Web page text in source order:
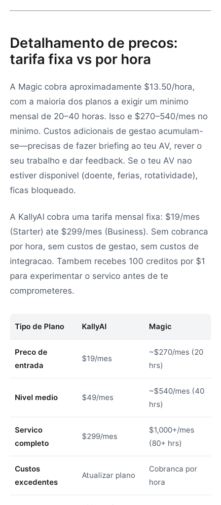
Detalhamento de precos:
tarifa fixa vs por hora
A Magic cobra aproximadamente $13.50/hora,
com a maioria dos planos a exigir um minimo
mensal de 20–40 horas. Isso e $270–540/mes no
minimo. Custos adicionais de gestao acumulam-
se—precisas de fazer briefing ao teu AV, rever o
seu trabalho e dar feedback. Se o teu AV nao
estiver disponivel (doente, ferias, rotatividade),
ficas bloqueado.
A KallyAI cobra uma tarifa mensal fixa: $19/mes
(Starter) ate $299/mes (Business). Sem cobranca
por hora, sem custos de gestao, sem custos de
integracao. Tambem recebes 100 creditos por $1
para experimentar o servico antes de te
comprometeres.
Tipo de Plano KallyAI Magic
Preco de
entrada
$19/mes
~$270/mes (20
hrs)
Nivel medio $49/mes
~$540/mes (40
hrs)
Servico
completo
$299/mes
$1,000+/mes
(80+ hrs)
Custos
excedentes
Atualizar plano
Cobranca por
hora